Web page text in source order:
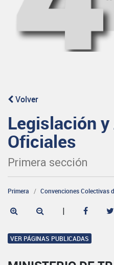
Volver
Legislación
Oficiales
Primera sección
Primera Convenciones Colectivas
|
VER PÁGINAS PUBLICADAS